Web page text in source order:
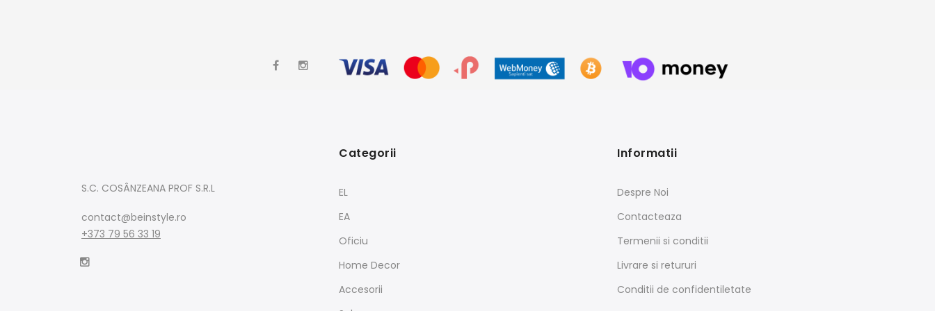
S.C. COSÂNZEANA PROF S.R.L
contact@beinstyle.ro
+373 79 56 33 19
Categorii
EL
EA
Oficiu
Home Decor
Accesorii
Informatii
Despre Noi
Contacteaza
Termenii si conditii
Livrare si retururi
Conditii de confidentiletate